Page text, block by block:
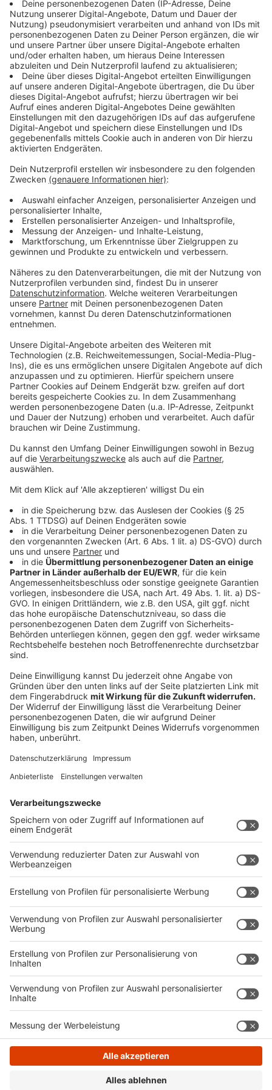
Christian Lindner beschreibt sich in unserem Interview
als Anwalt der Bürger, der für weniger Bürokratie und
niedrigere Steuern kämpft. Er räumt ein, dass die
öffentliche Streitkultur der Ampelkoalition für viele
Menschen belastend war und sieht in einer möglichen
schwarz-gelben Koalition weniger Konfliktpotenzial
aufgrund größerer politischer Nähe.
Anzeige
Lindner schließt Kooperation mit AfD aus -
Anzeige
Mittlerweile sind rechte oder rechtsextreme Parteien
AfD liegt in diversen Umfragen bei rund 20 Prozent.
Beim deutschen Nachbarn Österreich verhandelt die
konservative ÖVP mit der rechten FPÖ. Eine Koalition
könnte sich bilden. Würde die FDP auch mit den
aus", sagt Lindner und ergänzt: "Es ist eine Gefahr für
unsere Demokratie - nicht 2025 sondern 2029." Im
Interview mit uns erklärt der 46-Jährige, warum auf der
ganzen Welt Menschen autoritäre Politik wählen und
was sich ändern müsse.
Bezüglich Donald Trump und seiner Präsidentschaft
betont Lindner die Notwendigkeit, Deutschlands
eigene Stärke zu entwickeln und diplomatisch die
eigenen Werte und Interessen zu vertreten, ohne
belehrend zu wirken. Er sieht Deutschland im
internationalen Vergleich als belächelt und fordert
eine wirtschaftliche Wende zu Wachstum.
Anzeige
Volle Unterstützung für die Ukraine
Anzeige
Auch auf das Thema Ukraine wurde im Gespräch
eingegangen, hier zeigte der gebürtige Wuppertaler
unterstützen, wie es erforderlich ist. Deren
Durchhaltefähigkeit muss größer sein als die
Bösartigkeit, die von Putins Krieg ausgeht." Dabei
kritisiert er Olaf Scholz' Vorschläge zur Finanzierung
der Ukraine-Hilfe als verfassungswidrig und schäbig, da
sie Rentenkürzungen implizieren.
Autor: Joachim Schultheis
Anzeige